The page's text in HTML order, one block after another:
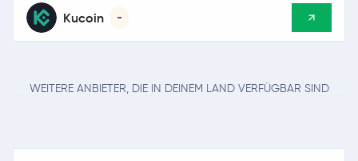
Kucoin -
WEITERE ANBIETER, DIE IN DEINEM LAND VERFÜGBAR SIND